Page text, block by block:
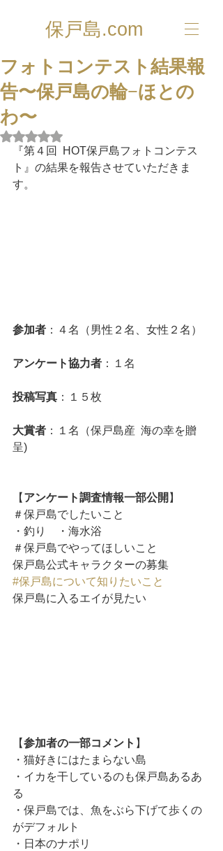
保戸島.com
フォトコンテスト結果報
告〜保戸島の輪−ほとの
わ〜
5つ星のうちNaNと評価されています。
『第４回  HOT保戸島フォトコンテス
ト』の結果を報告させていただきま
す。
参加者 ：４名（男性２名、女性２名）
アンケート協力者 ：１名
投稿写真 ：１５枚
大賞者 ：１名（保戸島産  海の幸を贈
呈)
【 アンケート調査情報一部公開 】
＃保戸島でしたいこと
・釣り　・海水浴
＃保戸島でやってほしいこと
保戸島公式キャラクターの募集
#保戸島について知りたいこと
保戸島に入るエイが見たい
【参加者の一部コメント 】
・猫好きにはたまらない島
・イカを干しているのも保戸島あるあ
る
・保戸島では、魚をぶら下げて歩くの
がデフォルト
・日本のナポリ